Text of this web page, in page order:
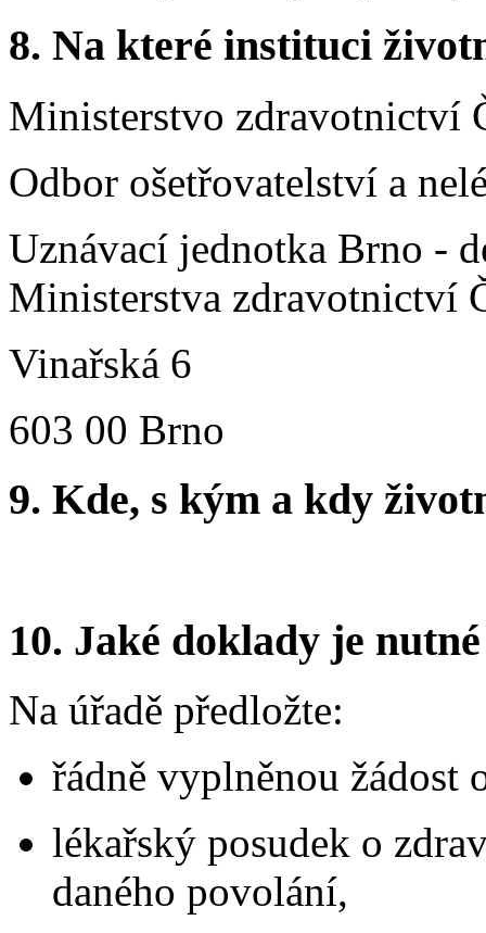
8. Na které instituci
Ministerstvo zdravotnictví
Odbor ošetřovatelství a
Uznávací jednotka Brno -
Ministerstva zdravotnictví
Vinařská 6
603 00 Brno
9. Kde, s kým a kdy
10. Jaké doklady je
Na úřadě předložte:
řádně vyplněnou žádost
lékařský posudek o
daného povolání,